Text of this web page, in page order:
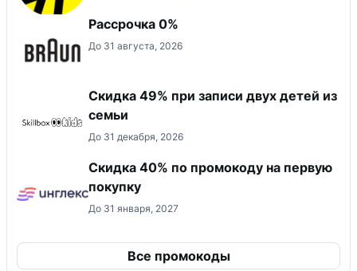
Рассрочка 0%
До 31 августа, 2026
Скидка 49% при записи двух детей из
семьи
До 31 декабря, 2026
Скидка 40% по промокоду на первую
покупку
До 31 января, 2027
Все промокоды